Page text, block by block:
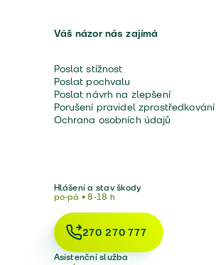
Váš názor nás zajímá
Poslat stížnost
Poslat pochvalu
Poslat návrh na zlepšení
Porušení pravidel zprostředkování
Ochrana osobních údajů
Hlášení a stav škody
po-pá • 8-18 h
270 270 777
Asistenční služba